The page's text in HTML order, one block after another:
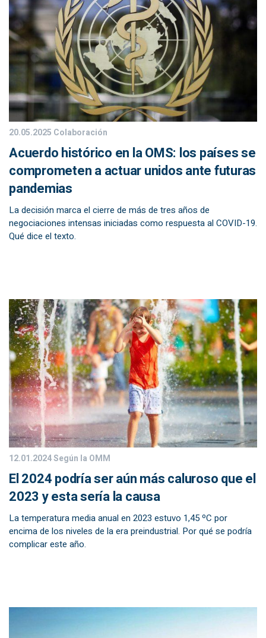
20.05.2025 Colaboración
Acuerdo histórico en la OMS: los países se
comprometen a actuar unidos ante futuras
pandemias
La decisión marca el cierre de más de tres años de
negociaciones intensas iniciadas como respuesta al COVID-19.
Qué dice el texto.
12.01.2024Según la OMM
El 2024 podría ser aún más caluroso que el
2023 y esta sería la causa
La temperatura media anual en 2023 estuvo 1,45 ºC por
encima de los niveles de la era preindustrial. Por qué se podría
complicar este año.